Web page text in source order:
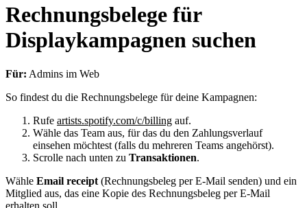
Rechnungsbelege für
Displaykampagnen suchen
Für: Admins im Web
So findest du die Rechnungsbelege für deine Kampagnen:
Rufe artists.spotify.com/c/billing auf.
Wähle das Team aus, für das du den Zahlungsverlauf
einsehen möchtest (falls du mehreren Teams angehörst).
Scrolle nach unten zu Transaktionen.
Wähle Email receipt (Rechnungsbeleg per E-Mail senden) und ein
Mitglied aus, das eine Kopie des Rechnungsbeleg per E-Mail
erhalten soll.